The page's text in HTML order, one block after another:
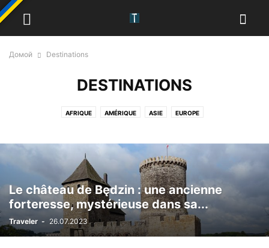
Домой Destinations
DESTINATIONS
AFRIQUE AMÉRIQUE ASIE EUROPE
Le château de Będzin : une ancienne
forteresse, mystérieuse dans sa...
Traveler - 26.07.2023